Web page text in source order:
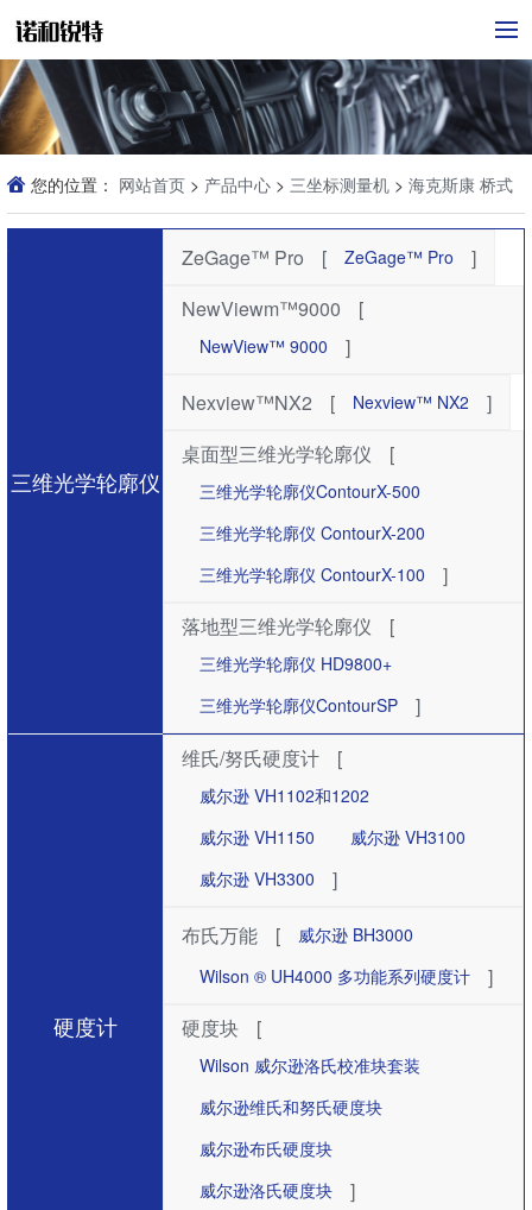
您的位置： 网站首页 > 产品中心 > 三坐标测量机 > 海克斯康 桥式
三维光学轮廓仪
ZeGage™ Pro [ ZeGage™ Pro
]
NewViewm™9000
[
NewView™ 9000 ]
Nexview™NX2 [ Nexview™ NX2
]
桌面型三维光学轮廓仪
[
三维光学轮廓仪ContourX-500
三维光学轮廓仪 ContourX-200
三维光学轮廓仪 ContourX-100
]
落地型三维光学轮廓仪
[
三维光学轮廓仪 HD9800+
三维光学轮廓仪ContourSP
]
硬度计
维氏/努氏硬度计 [
威尔逊 VH1102和1202
威尔逊 VH1150
威尔逊 VH3100
威尔逊 VH3300
]
布氏万能 [
威尔逊 BH3000
Wilson ® UH4000 多功能系列硬度计
]
硬度块
[
Wilson 威尔逊洛氏校准块套装
威尔逊维氏和努氏硬度块
威尔逊布氏硬度块
威尔逊洛氏硬度块
]